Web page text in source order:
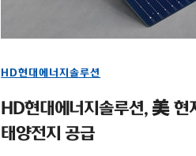
HD현대에너지솔루션
HD현대에너지솔루션, 美 현
태양전지 공급